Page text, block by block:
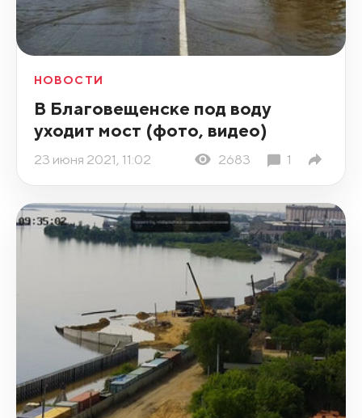
НОВОСТИ
В Благовещенске под воду
уходит мост (фото, видео)
23 июня 2021, 11:02 2683 1